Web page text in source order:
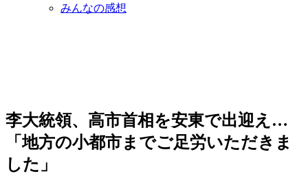
みんなの感想
李大統領、高市首相を安東で出迎え…
「地方の小都市までご足労いただきま
した」